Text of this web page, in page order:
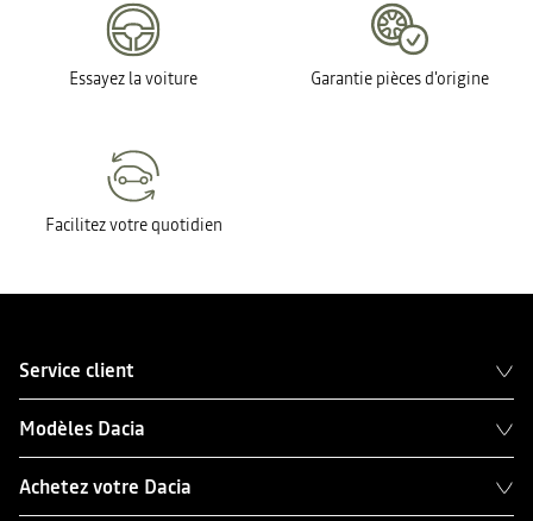
Essayez la voiture Garantie pièces d'origine
Facilitez votre quotidien
Service client
Modèles Dacia
Achetez votre Dacia